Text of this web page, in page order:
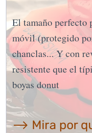
El tamaño
móvil (protegido
chanclas... Y con
resistente que el
boyas donut
⟶ Mira por